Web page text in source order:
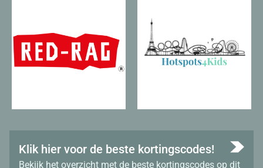
Klik hier voor de beste kortingscodes!
Bekijk het overzicht met de beste kortingscodes op dit